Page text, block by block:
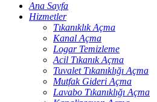
Ana Sayfa
Hizmetler
Tıkanıklık Açma
Kanal Açma
Logar Temizleme
Acil Tıkanık Açma
Tuvalet Tıkanıklığı Açma
Mutfak Gideri Açma
Lavabo Tıkanıklığı Açma